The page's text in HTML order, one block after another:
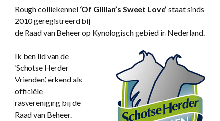
Rough colliekennel ‘Of Gillian’s Sweet Love’ staat sinds
2010 geregistreerd bij
de Raad van Beheer op Kynologisch gebied in Nederland.
Ik ben lid van de
‘Schotse Herder
Vrienden’, erkend als
officiële
rasvereniging bij de
Raad van Beheer.